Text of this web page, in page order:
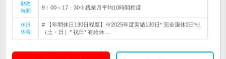
勤務
時間
9：00～17：30※残業月平均10時間程度
休日
休暇
# 【年間休日130日程度】※2025年度実績130日* 完全週休2日制
（土・日）* 祝日* 有給休…